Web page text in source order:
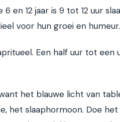
en 12 jaar is 9 tot 12 uur
voor hun groei en humeur.
Een half uur tot een
het blauwe licht van
het slaaphormoon. Doe